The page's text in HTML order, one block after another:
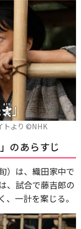
トより ©️NHK
のあらすじ
）は、織田家中で
、試合で藤吉郎の
一計を案じる。